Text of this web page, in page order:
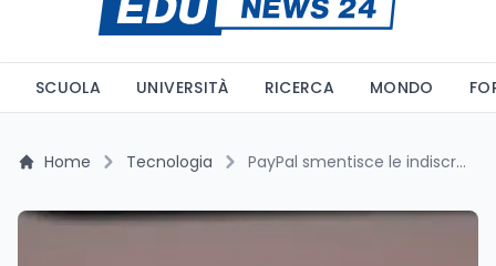
SCUOLA UNIVERSITÀ RICERCA MONDO
Home Tecnologia PayPal smentisce le indiscrezioni su una possibile vendita: nessun accordo con Stripe all’orizzonte